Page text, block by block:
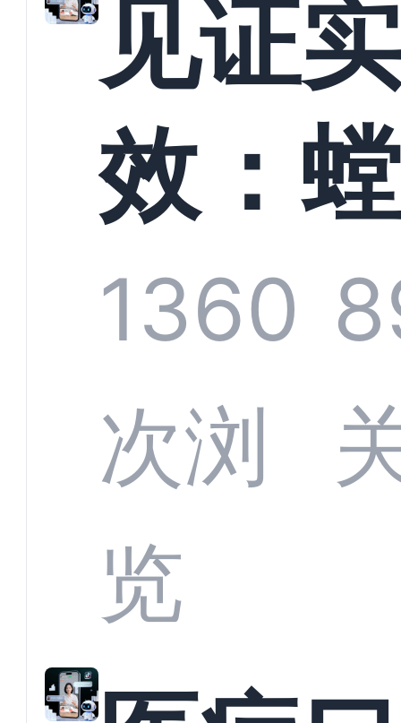
以定
业标
见证实
效：
科技
CRM
何助
1360
次浏
览